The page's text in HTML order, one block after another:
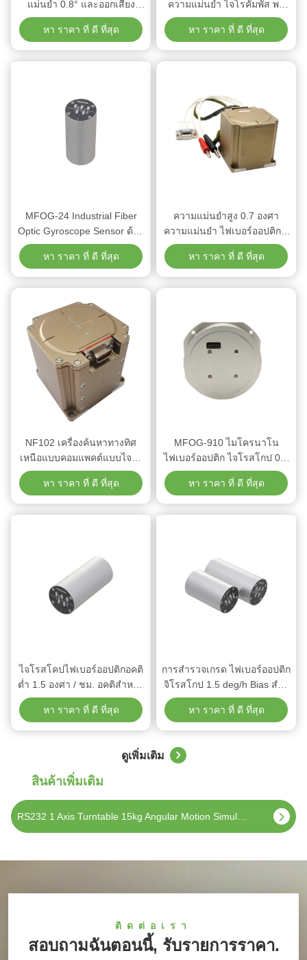
แม่นยํา 0.8° และออกเสียง
RS232/RS485/TTL สําหรับ
ระบบการนําทาง
หา ราคา ที่ ดี ที่สุด
ความแม่นยํา ไจโรคัมพัส พบ
ทิศเหนือ พร้อม RS422 อินเต
อร์เฟซสําหรับการเหมืองแร่
ใต้ดิน
หา ราคา ที่ ดี ที่สุด
MFOG-24 Industrial Fiber
Optic Gyroscope Sensor ด้วย
ความมั่นคงของ Bias 2 deg/h
และ Output Analog สําหรับ
การควบคุมการเคลื่อนไหวของ
แขนหุ่นยนต์
หา ราคา ที่ ดี ที่สุด
ความแม่นยําสูง 0.7 องศา
ความแม่นยํา ไฟเบอร์ออปติก จิ
โรสโกปเหนือ Finder ด้วยการ
บริโภคพลังงาน 1W และการ
ออกแบบคอมแพคต์ 60mm
หา ราคา ที่ ดี ที่สุด
NF102 เครื่องค้นหาทางทิศ
เหนือแบบคอมแพคต์แบบไจโร้
ที่มีความแม่นยํา 0.7 องศา และ
ลูกกลองขนาด 60 มิลลิเมตร
สําหรับการนําทาง AGV ที่พลัง
งานต่ํามาก
หา ราคา ที่ ดี ที่สุด
MFOG-910 ไมโครนาโน
ไฟเบอร์ออปติก ไจโรสโกป 0.8
deg/h Bias สําหรับ UAV
Autopilot ในขนาดเล็ก 82mm
x 82mm x 19.5mm
หา ราคา ที่ ดี ที่สุด
ไจโรสโคปไฟเบอร์ออปติกอคติ
ต่ำ 1.5 องศา / ชม. อคติสำหรับ
ระบบนำทางแบบบูรณาการ
GPS ของ INS
หา ราคา ที่ ดี ที่สุด
การสํารวจเกรด ไฟเบอร์ออปติก
จิโรสโกป 1.5 deg/h Bias สําห
รับอุปกรณ์สํารวจรู γεωฟิสิกส์
หา ราคา ที่ ดี ที่สุด
ดูเพิ่มเติม
สินค้าเพิ่มเติม
ไจโรไฟเบอร์ออปติกสำหรับนำทางทางทะเลและการอ้างอิงทิศทาง
ติดต่อเรา
สอบถามฉันตอนนี้, รับรายการราคา.